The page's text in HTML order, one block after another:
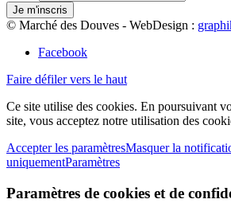
© Marché des Douves - WebDesign :
Facebook
Faire défiler vers le haut
Ce site utilise des cookies. En poursuivant
site, vous acceptez notre utilisation des
Accepter les paramètresMasquer la
uniquementParamètres
Paramètres de cookies et de